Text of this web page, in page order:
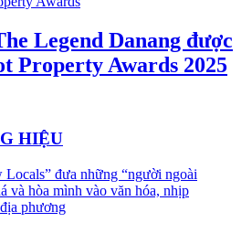
Legend Danang được
Property Awards 2025
HIỆU